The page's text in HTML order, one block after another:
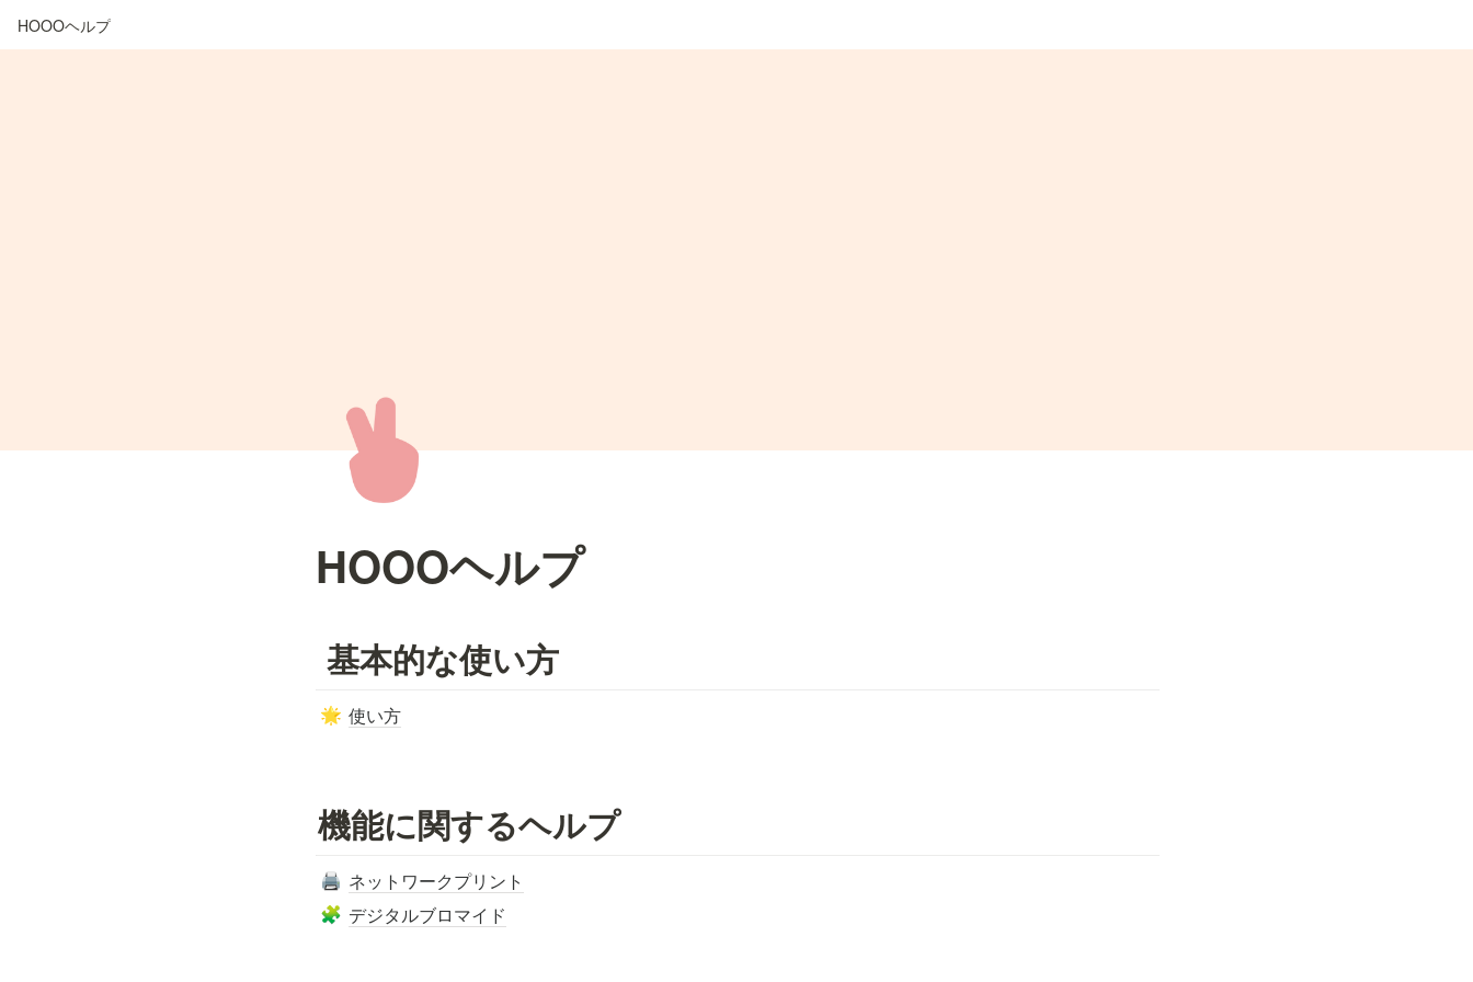
HOOOヘルプ
HOOOヘルプ
基本的な使い方
🌟 使い方
機能に関するヘルプ
🖨️ ネットワークプリント
🧩 デジタルブロマイド